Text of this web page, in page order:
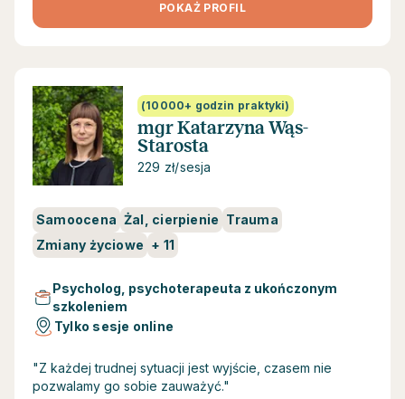
POKAŻ PROFIL
(10000+ godzin praktyki)
mgr Katarzyna Wąs-
Starosta
229 zł/sesja
Samoocena Żal, cierpienie Trauma
Zmiany życiowe + 11
Psycholog, psychoterapeuta z ukończonym
szkoleniem
Tylko sesje online
"Z każdej trudnej sytuacji jest wyjście, czasem nie
pozwalamy go sobie zauważyć."